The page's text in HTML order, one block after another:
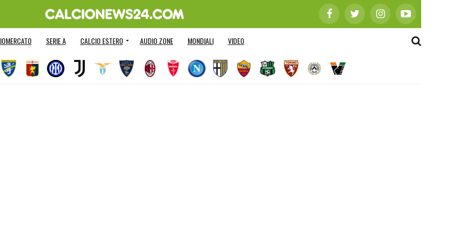
SERIE A CALCIO ESTERO AUDIO ZONE MONDIALI VIDEO